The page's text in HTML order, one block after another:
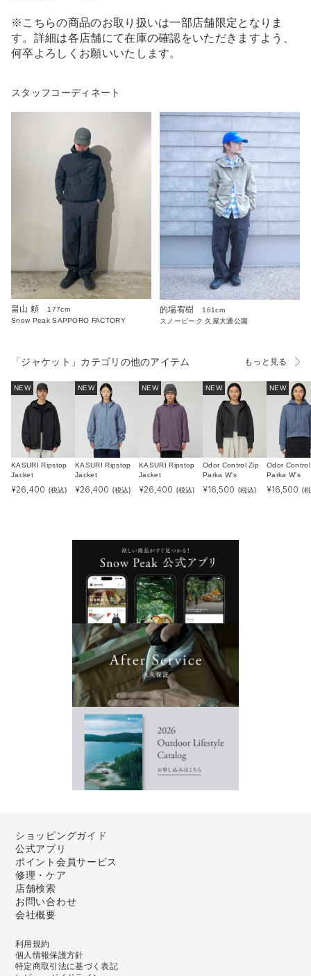
※こちらの商品のお取り扱いは一部店舗限定となりま
す。詳細は各店舗にて在庫の確認をいただきますよう、
何卒よろしくお願いいたします。
スタッフコーディネート
畠山 頼
177cm
Snow Peak SAPPORO FACTORY
的場宥樹
161cm
スノーピーク 久屋大通公園
「ジャケット」カテゴリの他のアイテム もっと見る
NEW
KASURI Ripstop
Jacket
¥26,400 (税込)
NEW
KASURI Ripstop
Jacket
¥26,400 (税込)
NEW
KASURI Ripstop
Jacket
¥26,400 (税込)
NEW
Odor Control Zip
Parka W's
¥16,500 (税込)
NEW
Odor
Parka W's
¥16,500 (
ショッピングガイド
公式アプリ
ポイント会員サービス
修理・ケア
店舗検索
お問い合わせ
会社概要
利用規約
個人情報保護方針
特定商取引法に基づく表記